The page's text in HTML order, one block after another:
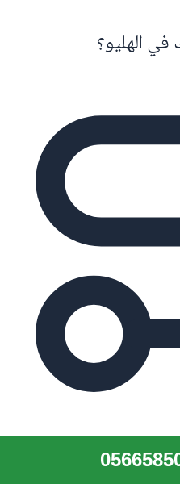
في الهليو؟
عشرة دقيقة والى الروضة
السريعة القريبة قرابة